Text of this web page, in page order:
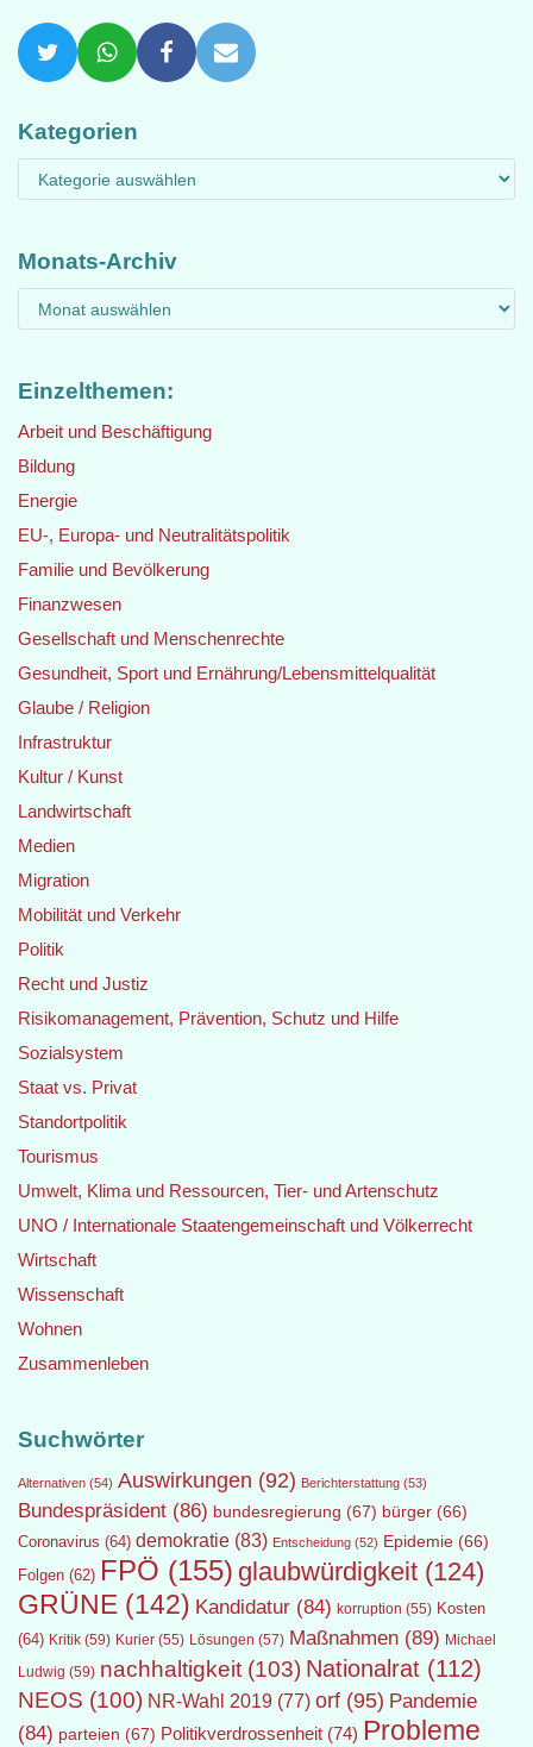
Kategorien
Monats-Archiv
Einzelthemen:
Arbeit und Beschäftigung
Bildung
Energie
EU-, Europa- und Neutralitätspolitik
Familie und Bevölkerung
Finanzwesen
Gesellschaft und Menschenrechte
Gesundheit, Sport und Ernährung/Lebensmittelqualität
Glaube / Religion
Infrastruktur
Kultur / Kunst
Landwirtschaft
Medien
Migration
Mobilität und Verkehr
Politik
Recht und Justiz
Risikomanagement, Prävention, Schutz und Hilfe
Sozialsystem
Staat vs. Privat
Standortpolitik
Tourismus
Umwelt, Klima und Ressourcen, Tier- und Artenschutz
UNO / Internationale Staatengemeinschaft und Völkerrecht
Wirtschaft
Wissenschaft
Wohnen
Zusammenleben
Suchwörter
Alternativen (54) Auswirkungen (92) Berichterstattung (53)
Bundespräsident (86) bundesregierung (67) bürger (66)
Coronavirus (64) demokratie (83) Entscheidung (52) Epidemie (66)
Folgen (62) FPÖ (155) glaubwürdigkeit (124)
GRÜNE (142) Kandidatur (84) korruption (55) Kosten
(64) Kritik (59) Kurier (55) Lösungen (57) Maßnahmen (89) Michael
Ludwig (59) nachhaltigkeit (103) Nationalrat (112)
NEOS (100) NR-Wahl 2019 (77) orf (95) Pandemie
(84) parteien (67) Politikverdrossenheit (74) Probleme